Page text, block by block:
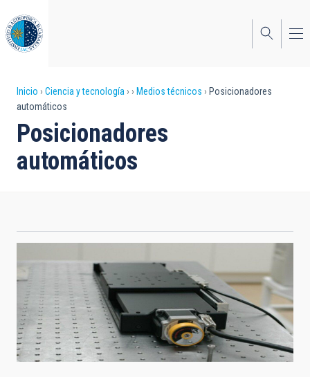
al
contenido
principal
Sobrescribir
enlaces
de
ayuda
navegación
Inicio Ciencia y tecnología Medios técnicos
Posicionadores
automáticos
Posicionadores
automáticos